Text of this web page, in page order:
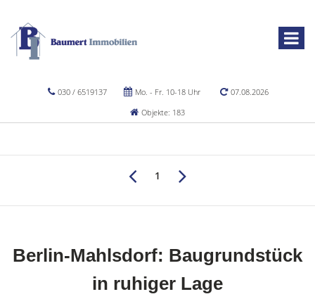
030 / 6519137 Mo. - Fr. 10-18 Uhr
07.08.2026
Objekte: 183
1
Berlin-Mahlsdorf: Baugrundstück
in ruhiger Lage